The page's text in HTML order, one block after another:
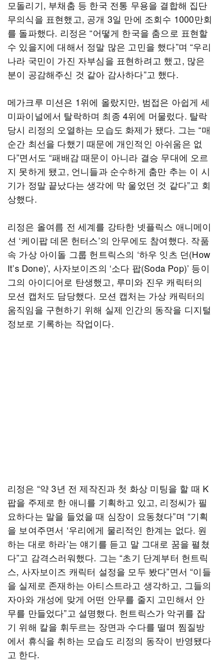
모돌리기, 부채춤 등 한국 전통 무용을 결합해 집단
무의식을 표현했고, 공개 3일 만에 조회수 1000만회
를 돌파했다. 리정은 “어떻게 한국을 춤으로 표현할
수 있을지에 대해서 정말 많은 고민을 했다”며 “우리
나라 국민이 가진 자부심을 표현하려고 했고, 많은
분이 공감해주신 것 같아 감사하다”고 했다.
메가크루 미션은 1위에 올랐지만, 범접은 아쉽게 세
미파이널에서 탈락하며 최종 4위에 머물렀다. 탈락
당시 리정의 오열하는 모습도 화제가 됐다. 그는 “매
순간 최선을 다했기 때문에 개인적인 아쉬움은 없
다”면서도 “패배감 때문이 아니라 결승 무대에 오르
지 못하게 됐고, 언니들과 순수하게 춤만 추는 이 시
기가 정말 끝났다는 생각에 막 울었던 것 같다”고 회
상했다.
리정은 올여름 전 세계를 강타한 넷플릭스 애니메이
션 ‘케이팝 데몬 헌터스’의 안무에도 참여했다. 작품
속 가상 아이돌 그룹 헌트릭스의 ‘하우 잇츠 던(How
It’s Done)’, 사자보이즈의 ‘소다 팝(Soda Pop)’ 등이
그의 아이디어로 탄생했고, 루미와 진우 캐릭터의
모션 캡처도 담당했다. 모션 캡처는 가상 캐릭터의
움직임을 구현하기 위해 실제 인간의 동작을 디지털
정보로 기록하는 작업이다.
리정은 “약 3년 전 제작진과 첫 화상 미팅을 할 때 K
팝을 주제로 한 애니를 기획하고 있고, 리정씨가 필
요하다는 말을 들었을 때 심장이 요동쳤다”며 “기획
을 보여주면서 ‘우리에게 물리적인 한계는 없다. 원
하는 대로 하라’는 얘기를 듣고 말 그대로 꿈을 펼쳤
다”고 감격스러워했다. 그는 “초기 단계부터 헌트릭
스, 사자보이즈 캐릭터 설정을 모두 봤다”면서 “이들
을 실제로 존재하는 아티스트라고 생각하고, 그들의
자아와 개성에 맞게 어떤 안무를 줄지 고민해서 안
무를 만들었다”고 설명했다. 헌트릭스가 악귀를 잡
기 위해 칼을 휘두르는 장면과 수다를 떨며 찜질방
에서 휴식을 취하는 모습도 리정의 동작이 반영됐다
고 한다.